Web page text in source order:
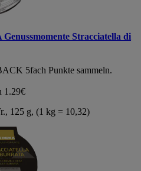
Stracciatella di
5fach Punkte sammeln.
1.29€
125 g, (1 kg = 10,32)